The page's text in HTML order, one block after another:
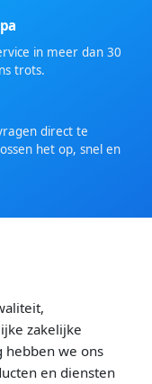
in meer dan 30
trots.
direct te
het op, snel en
zakelijke
hebben we ons
en diensten